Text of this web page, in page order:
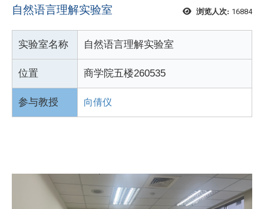
浏览人次: 16884
自然语言理解实验室
实验室名称 自然语言理解实验室
位置 商学院五楼260535
参与教授 向倩仪